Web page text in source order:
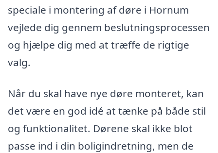
speciale i montering af døre i Hornum
vejlede dig gennem beslutningsprocessen
og hjælpe dig med at træffe de rigtige
valg.
Når du skal have nye døre monteret, kan
det være en god idé at tænke på både stil
og funktionalitet. Dørene skal ikke blot
passe ind i din boligindretning, men de